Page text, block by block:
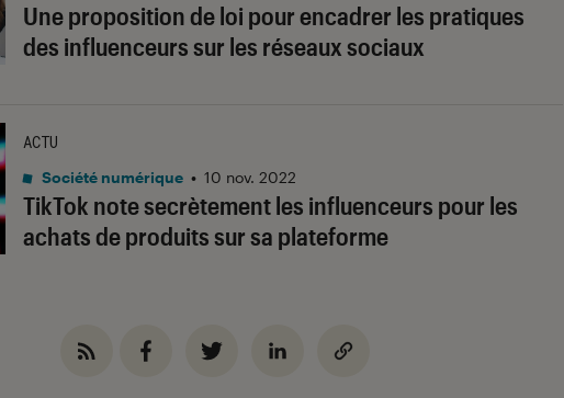
Une proposition de loi pour encadrer les pratiques
des influenceurs sur les réseaux sociaux
TikTok note secrètement les influenceurs pour les
achats de produits sur sa plateforme
ACTU
Société numérique • 10 nov. 2022